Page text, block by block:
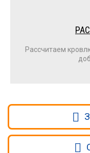
Рассчитаем